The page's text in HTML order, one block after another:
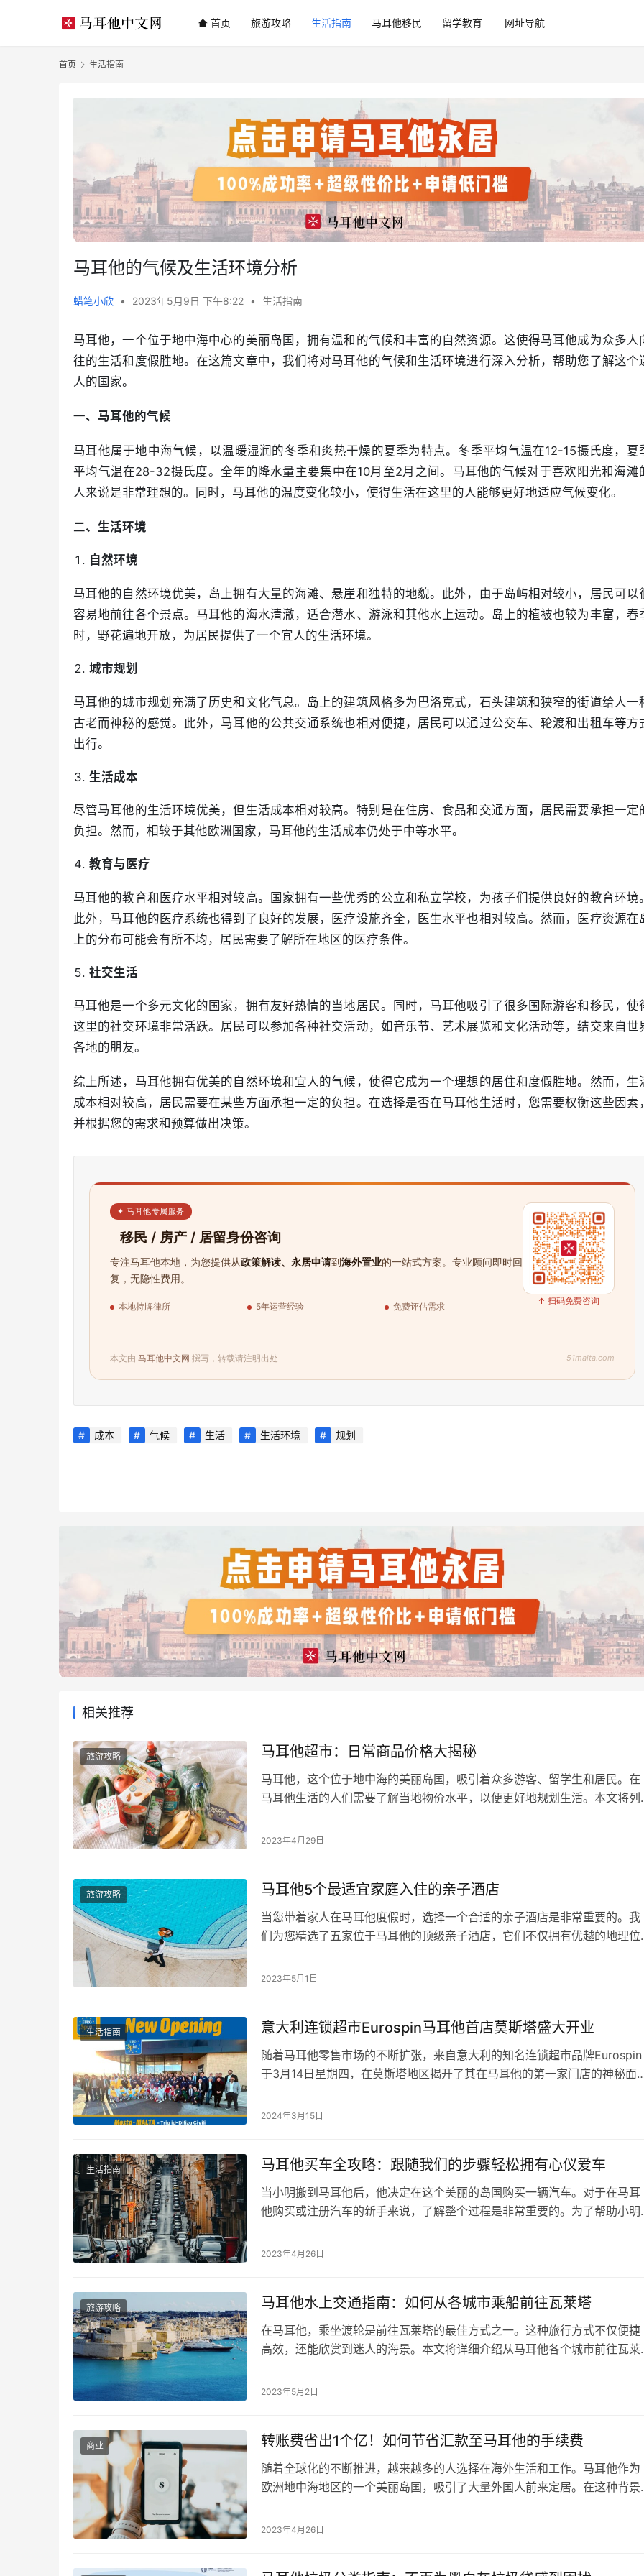
首页 旅游攻略 生活指南 马耳他移民 留学教育 网址导航
首页 生活指南
马耳他的气候及生活环境分析
蜡笔小欣 • 2023年5月9日 下午8:22 • 生活指南
马耳他，一个位于地中海中心的美丽岛国，拥有温和的气候和丰富的自然资源。这使得马耳他成为众多人
往的生活和度假胜地。在这篇文章中，我们将对马耳他的气候和生活环境进行深入分析，帮助您了解这个
人的国家。
一、马耳他的气候
马耳他属于地中海气候，以温暖湿润的冬季和炎热干燥的夏季为特点。冬季平均气温在12-15摄氏度，夏
平均气温在28-32摄氏度。全年的降水量主要集中在10月至2月之间。马耳他的气候对于喜欢阳光和海滩
人来说是非常理想的。同时，马耳他的温度变化较小，使得生活在这里的人能够更好地适应气候变化。
二、生活环境
自然环境
马耳他的自然环境优美，岛上拥有大量的海滩、悬崖和独特的地貌。此外，由于岛屿相对较小，居民可以
容易地前往各个景点。马耳他的海水清澈，适合潜水、游泳和其他水上运动。岛上的植被也较为丰富，春
时，野花遍地开放，为居民提供了一个宜人的生活环境。
城市规划
马耳他的城市规划充满了历史和文化气息。岛上的建筑风格多为巴洛克式，石头建筑和狭窄的街道给人一
古老而神秘的感觉。此外，马耳他的公共交通系统也相对便捷，居民可以通过公交车、轮渡和出租车等方
出行。
生活成本
尽管马耳他的生活环境优美，但生活成本相对较高。特别是在住房、食品和交通方面，居民需要承担一定
负担。然而，相较于其他欧洲国家，马耳他的生活成本仍处于中等水平。
教育与医疗
马耳他的教育和医疗水平相对较高。国家拥有一些优秀的公立和私立学校，为孩子们提供良好的教育环境
此外，马耳他的医疗系统也得到了良好的发展，医疗设施齐全，医生水平也相对较高。然而，医疗资源在
上的分布可能会有所不均，居民需要了解所在地区的医疗条件。
社交生活
马耳他是一个多元文化的国家，拥有友好热情的当地居民。同时，马耳他吸引了很多国际游客和移民，使
这里的社交环境非常活跃。居民可以参加各种社交活动，如音乐节、艺术展览和文化活动等，结交来自世
各地的朋友。
综上所述，马耳他拥有优美的自然环境和宜人的气候，使得它成为一个理想的居住和度假胜地。然而，生
成本相对较高，居民需要在某些方面承担一定的负担。在选择是否在马耳他生活时，您需要权衡这些因素
并根据您的需求和预算做出决策。
✦ 马耳他专属服务
移民 / 房产 / 居留身份咨询
专注马耳他本地，为您提供从政策解读、永居申请到海外置业的一站式方案。专业顾问即时回
复，无隐性费用。
本地持牌律所 5年运营经验 免费评估需求 ↑ 扫码免费咨询
本文由 马耳他中文网 撰写，转载请注明出处 51malta.com
成本 气候 生活 生活环境 规划
相关推荐
旅游攻略 马耳他超市：日常商品价格大揭秘
马耳他，这个位于地中海的美丽岛国，吸引着众多游客、留学生和居民。在
马耳他生活的人们需要了解当地物价水平，以便更好地规划生活。本文将列
民币等值价格。 牛肉（1公斤）：11欧元，约合人民币77元； 蔬菜（1公
2023年4月29日
旅游攻略 马耳他5个最适宜家庭入住的亲子酒店
当您带着家人在马耳他度假时，选择一个合适的亲子酒店是非常重要的。我
们为您精选了五家位于马耳他的顶级亲子酒店，它们不仅拥有优越的地理位
看看这些酒店的详细信息。 1、马耳他希尔顿酒店（Hilton Malta） 地址：
2023年5月1日
生活指南 意大利连锁超市Eurospin马耳他首店莫斯塔盛大开业
随着马耳他零售市场的不断扩张，来自意大利的知名连锁超市品牌Eurospin
于3月14日星期四，在莫斯塔地区揭开了其在马耳他的第一家门店的神秘面
Eurospin通过社交媒体渠道于上周六宣布了这一激动人心的消息，公开开业
2024年3月15日
生活指南 马耳他买车全攻略：跟随我们的步骤轻松拥有心仪爱车
当小明搬到马耳他后，他决定在这个美丽的岛国购买一辆汽车。对于在马耳
他购买或注册汽车的新手来说，了解整个过程是非常重要的。为了帮助小明
略，包括所需步骤、提交的材料以及可能遇到的问题。 首先，购买汽车的过
2023年4月26日
旅游攻略 马耳他水上交通指南：如何从各城市乘船前往瓦莱塔
在马耳他，乘坐渡轮是前往瓦莱塔的最佳方式之一。这种旅行方式不仅便捷
高效，还能欣赏到迷人的海景。本文将详细介绍从马耳他各个城市前往瓦莱
至瓦莱塔 (Valletta)：Sliema Ferry Services 提供此线路的渡轮服务。船程
2023年5月2日
商业 转账费省出1个亿！如何节省汇款至马耳他的手续费
随着全球化的不断推进，越来越多的人选择在海外生活和工作。马耳他作为
欧洲地中海地区的一个美丽岛国，吸引了大量外国人前来定居。在这种背景
本文中，我们将为您提供详细的操作步骤，帮助您在转账过程中节省银行汇
2023年4月26日